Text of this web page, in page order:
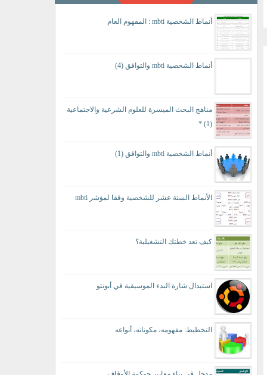
أنماط الشخصية mbti : المفهوم العام
أنماط الشخصية mbti والتوافق (4)
مناهج البحث الميسرة للعلوم الشرعية والاجتماعية
(1) *
أنماط الشخصية mbti والتوافق (1)
الأنماط الستة عشر للشخصية وفقا لمؤشر mbti
كيف تعد خطتك التشغيلية؟
استبدال شارة البدء الموسيقية في أبونتو
التخطيط: مفهومه، مكوناته، أنواعه